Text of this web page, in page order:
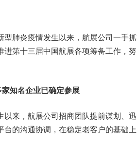
炎疫情发生以来，航展公司一手抓
进第十三届中国航展各项筹备工作，
知名企业已确定参展
，航展公司招商团队提前谋划、迅
台的沟通协调，在稳定老客户的基础